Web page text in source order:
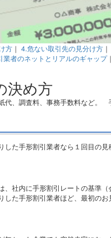
方 ｜ 4.危ない取引先の見分け方 ｜
業者のネットとリアルのギャップ｜
決め方
、調査料、事務手数料など。
た手形割引業者なら１回目の
社内に手形割引レートの基準
た手形割引業者ほど、最初の